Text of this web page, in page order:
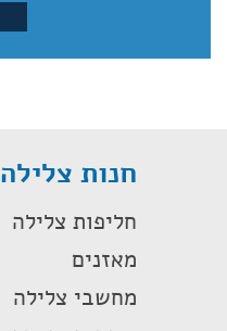
חנות צלילה
חליפות צלילה
מאזנים
מחשבי צלילה